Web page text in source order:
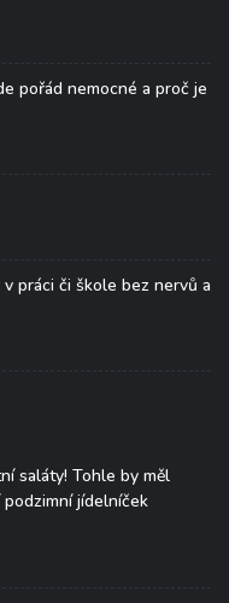
pořád nemocné a proč je
práci či škole bez nervů a
saláty! Tohle by měl
jídelníček